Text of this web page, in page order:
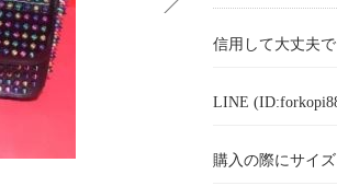
信用して大丈夫
LINE
購入の際にサイ